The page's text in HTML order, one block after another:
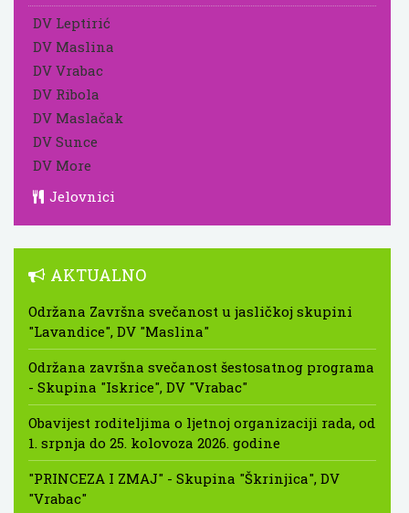
DV Leptirić
DV Maslina
DV Vrabac
DV Ribola
DV Maslačak
DV Sunce
DV More
Jelovnici
AKTUALNO
Održana Završna svečanost u jasličkoj skupini
"Lavandice", DV "Maslina"
Održana završna svečanost šestosatnog programa
- Skupina "Iskrice", DV "Vrabac"
Obavijest roditeljima o ljetnoj organizaciji rada, od
1. srpnja do 25. kolovoza 2026. godine
"PRINCEZA I ZMAJ" - Skupina "Škrinjica", DV
"Vrabac"